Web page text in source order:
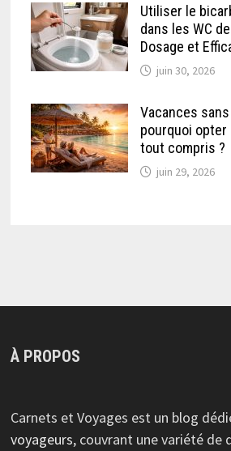
Utiliser le
dans les WC
Dosage et
juin 30, 2026
Vacances
pourquoi
tout compris ?
juin 29, 2026
À PROPOS
Carnets et Voyages est un blog
voyageurs, couvrant une variété de